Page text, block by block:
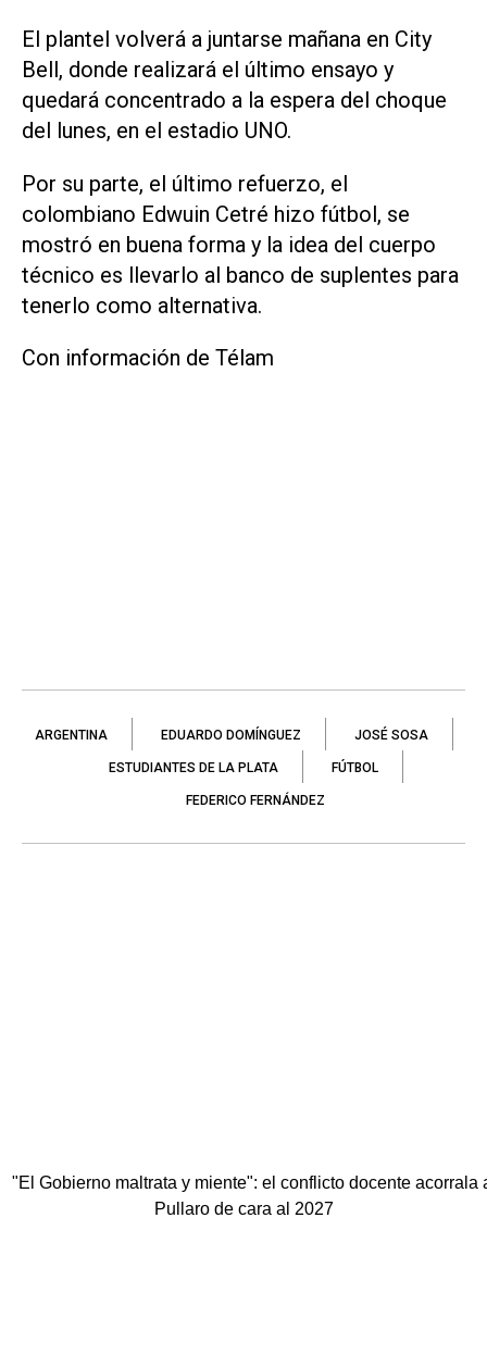
El plantel volverá a juntarse mañana en City
Bell, donde realizará el último ensayo y
quedará concentrado a la espera del choque
del lunes, en el estadio UNO.
Por su parte, el último refuerzo, el
colombiano Edwuin Cetré hizo fútbol, se
mostró en buena forma y la idea del cuerpo
técnico es llevarlo al banco de suplentes para
tenerlo como alternativa.
Con información de Télam
ARGENTINA EDUARDO DOMÍNGUEZ JOSÉ SOSA
ESTUDIANTES DE LA PLATA FÚTBOL
FEDERICO FERNÁNDEZ